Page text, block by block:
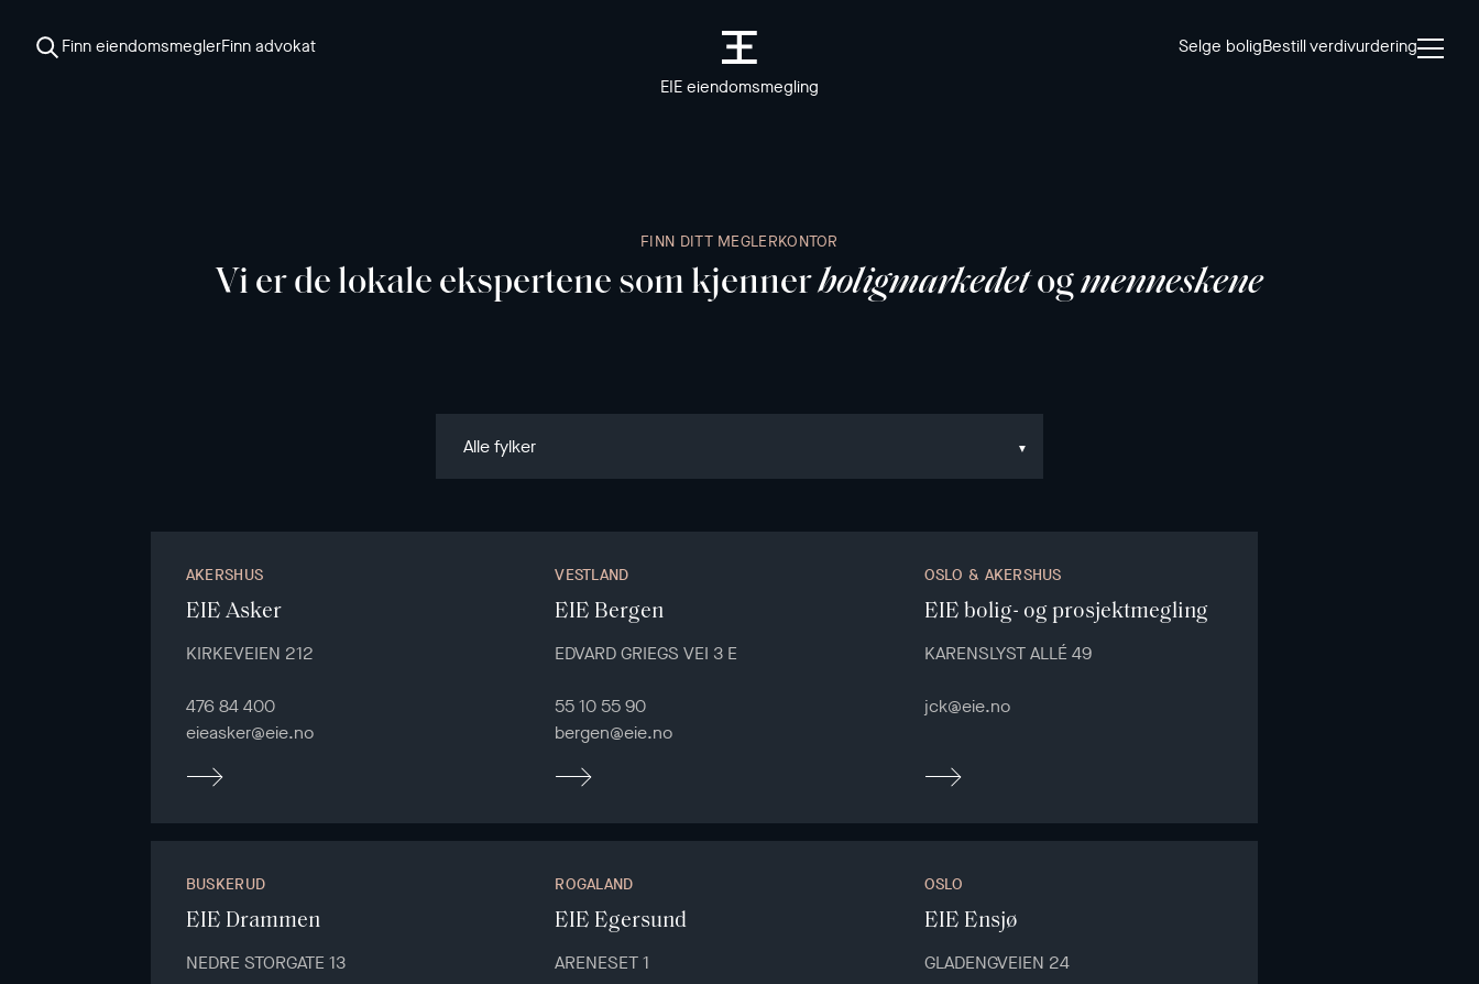
Finn eiendomsmeglerFinn advokat
EIE eiendomsmegling
Selge boligBestill verdivurdering
FINN DITT MEGLERKONTOR
Vi er de lokale ekspertene som kjennerboligmarkedetogmenneskene
Alle fylker
AKERSHUS
EIE Asker
KIRKEVEIEN 212
476 84 400
eieasker@eie.no
VESTLAND
EIE Bergen
EDVARD GRIEGS VEI 3 E
55 10 55 90
bergen@eie.no
OSLO & AKERSHUS
EIE bolig- og prosjektmegling
KARENSLYST ALLÉ 49
jck@eie.no
BUSKERUD
EIE Drammen
NEDRE STORGATE 13
ROGALAND
EIE Egersund
ARENESET 1
OSLO
EIE Ensjø
GLADENGVEIEN 24